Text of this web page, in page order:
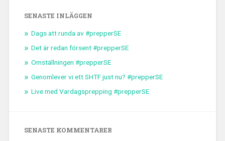
SENASTE INLÄGGEN
Dags att runda av #prepperSE
Det är redan försent #prepperSE
Omställningen #prepperSE
Genomlever vi ett SHTF just nu? #prepperSE
Live med Vardagsprepping #prepperSE
SENASTE KOMMENTARER